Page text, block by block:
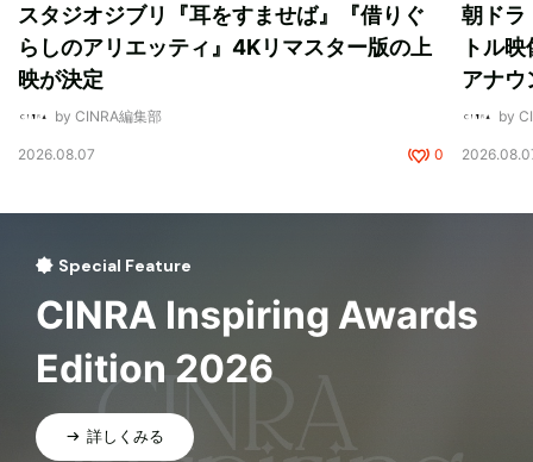
スタジオジブリ『耳をすませば』『借りぐ
らしのアリエッティ』4Kリマスター版の上
映が決定
by CINRA編集部
2026.08.07 0
朝ドラ
トル
アナウ
by
Special Feature
CINRA Inspiring Awards
Edition 2026
詳しくみる